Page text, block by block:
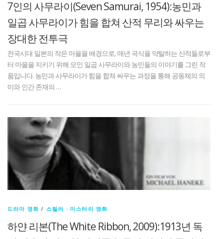
7인의 사무라이(Seven Samurai, 1954):농민과
일곱 사무라이가 힘을 합쳐 산적 무리와 싸우는
장대한 전투극
전국시대 일본의 작은 마을을 배경으로, 매년 곡식을 약탈하는 산적들로부
터 마을을 지키기 위해 모인 일곱 사무라이와 농민들의 이야기를 그린 작
품입니다. 농민과 사무라이가 힘을 합쳐 싸우는 과정을 통해 공동체의 의
미와 인간 존재의 …
드라마 영화 / 스릴러 · 미스터리 영화
하얀 리본(The White Ribbon, 2009):1913년 독